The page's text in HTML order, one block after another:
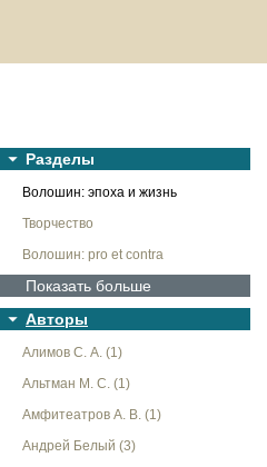
Разделы
Волошин: эпоха и жизнь
Творчество
Волошин: pro et contra
Показать больше
Авторы
Алимов С. А. (1)
Альтман М. С. (1)
Амфитеатров А. В. (1)
Андрей Белый (3)